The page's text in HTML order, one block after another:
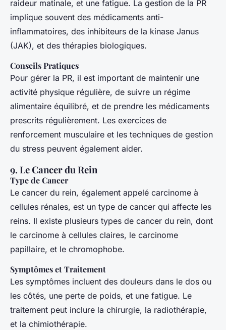
raideur matinale, et une fatigue. La gestion de la PR
implique souvent des médicaments anti-
inflammatoires, des inhibiteurs de la kinase Janus
(JAK), et des thérapies biologiques.
Conseils Pratiques
Pour gérer la PR, il est important de maintenir une
activité physique régulière, de suivre un régime
alimentaire équilibré, et de prendre les médicaments
prescrits régulièrement. Les exercices de
renforcement musculaire et les techniques de gestion
du stress peuvent également aider.
9. Le Cancer du Rein
Type de Cancer
Le cancer du rein, également appelé carcinome à
cellules rénales, est un type de cancer qui affecte les
reins. Il existe plusieurs types de cancer du rein, dont
le carcinome à cellules claires, le carcinome
papillaire, et le chromophobe.
Symptômes et Traitement
Les symptômes incluent des douleurs dans le dos ou
les côtés, une perte de poids, et une fatigue. Le
traitement peut inclure la chirurgie, la radiothérapie,
et la chimiothérapie.